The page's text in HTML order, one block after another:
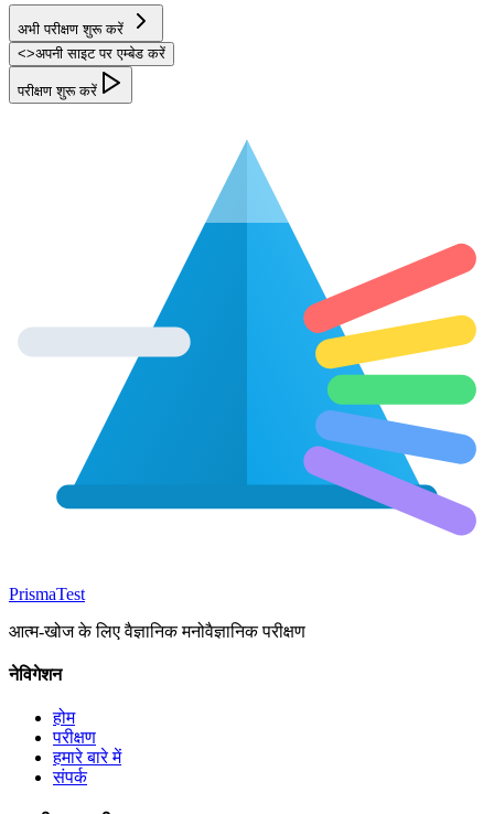
अभी परीक्षण शुरू करें
<>अपनी साइट पर एम्बेड करें
परीक्षण शुरू करें
PrismaTest
आत्म-खोज के लिए वैज्ञानिक मनोवैज्ञानिक परीक्षण
नेविगेशन
होम
परीक्षण
हमारे बारे में
संपर्क